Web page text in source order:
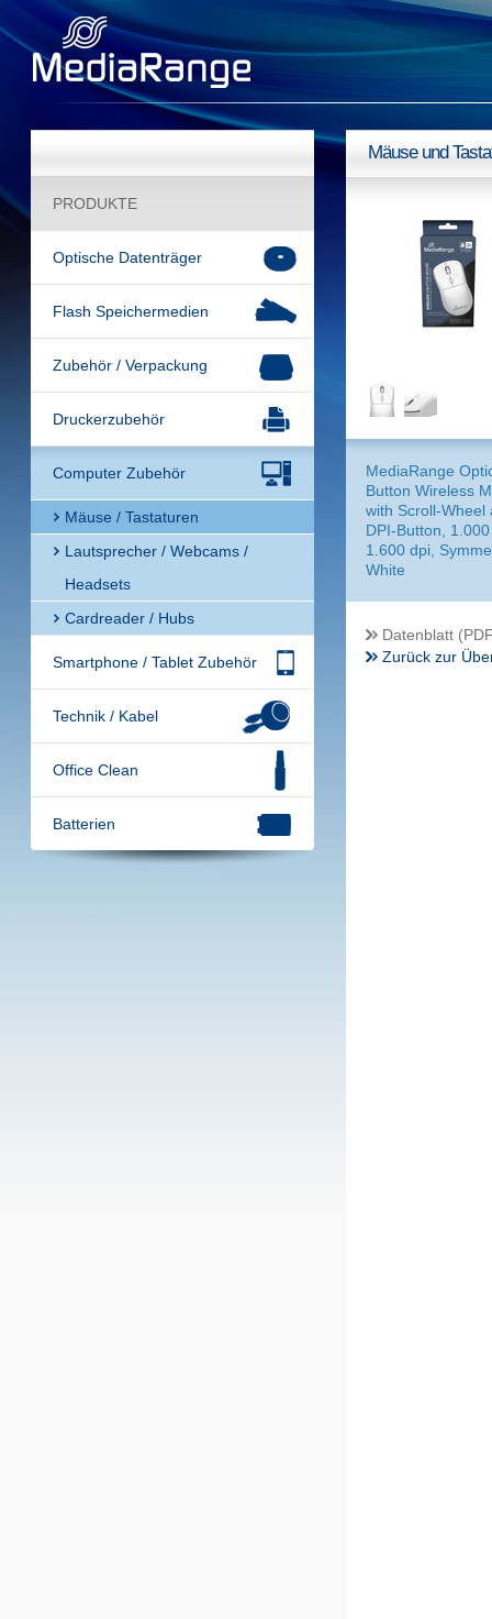
PRODUKTE
Optische Datenträger
Flash Speichermedien
Zubehör / Verpackung
Druckerzubehör
Computer Zubehör
Mäuse / Tastaturen
Lautsprecher / Webcams /
Headsets
Cardreader / Hubs
Smartphone / Tablet Zubehör
Technik / Kabel
Office Clean
Batterien
Mäuse und
MediaRange
Button Wireless
with Scroll-Wheel
DPI-Button,
1.600 dpi,
White
Datenblatt
Zurück zur